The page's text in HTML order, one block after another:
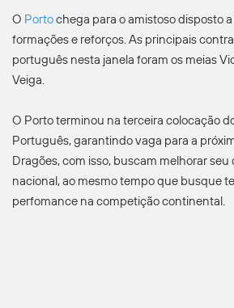
O Portochega para o amistoso disposto
formações e reforços. As principais
português nesta janela foram os meias
Veiga.
O Porto terminou na terceira colocação
Português, garantindo vaga para a
Dragões, com isso, buscam melhorar
nacional, ao mesmo tempo que busque
perfomance na competição continental.